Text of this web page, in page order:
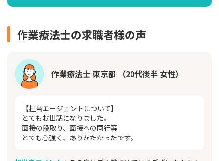
作業療法士の求職者様の声
作業療法士 東京都 （20代後半 女性）
【担当エージェントについて】
とてもお世話になりました。
面接の段取り、面接への同行等
とても心強く、ありがたかったです。